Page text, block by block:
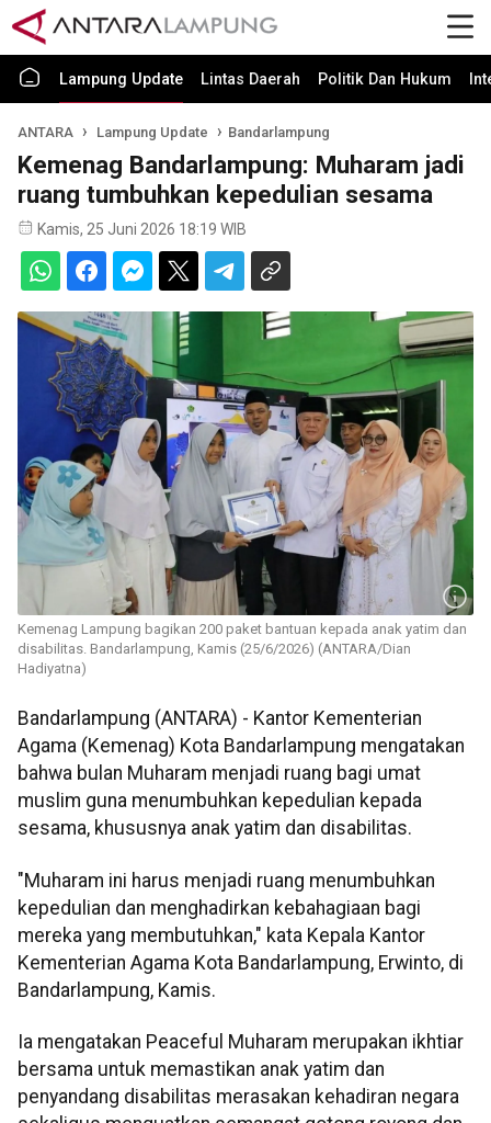
Lampung Update Lintas Daerah Politik Dan Hukum
ANTARA Lampung Update Bandarlampung
Kemenag Bandarlampung: Muharam jadi
ruang tumbuhkan kepedulian sesama
Kamis, 25 Juni 2026 18:19 WIB
Kemenag Lampung bagikan 200 paket bantuan kepada anak yatim dan
disabilitas. Bandarlampung, Kamis (25/6/2026) (ANTARA/Dian
Hadiyatna)
Bandarlampung (ANTARA) - Kantor Kementerian
Agama (Kemenag) Kota Bandarlampung mengatakan
bahwa bulan Muharam menjadi ruang bagi umat
muslim guna menumbuhkan kepedulian kepada
sesama, khususnya anak yatim dan disabilitas.
"Muharam ini harus menjadi ruang menumbuhkan
kepedulian dan menghadirkan kebahagiaan bagi
mereka yang membutuhkan," kata Kepala Kantor
Kementerian Agama Kota Bandarlampung, Erwinto, di
Bandarlampung, Kamis.
Ia mengatakan Peaceful Muharam merupakan ikhtiar
bersama untuk memastikan anak yatim dan
penyandang disabilitas merasakan kehadiran negara